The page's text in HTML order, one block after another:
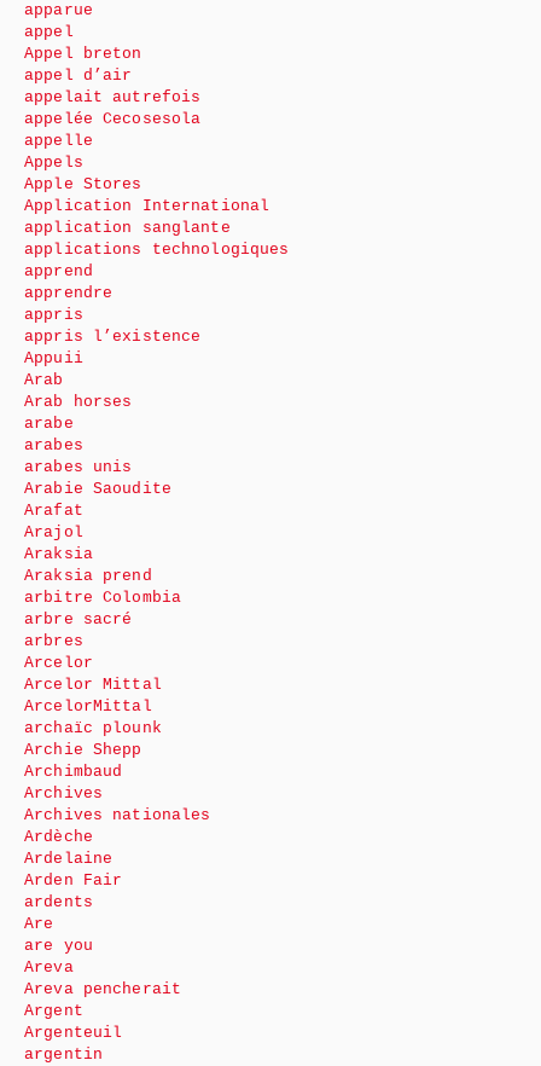
apparue
appel
Appel breton
appel d’air
appelait autrefois
appelée Cecosesola
appelle
Appels
Apple Stores
Application International
application sanglante
applications technologiques
apprend
apprendre
appris
appris l’existence
Appuii
Arab
Arab horses
arabe
arabes
arabes unis
Arabie Saoudite
Arafat
Arajol
Araksia
Araksia prend
arbitre Colombia
arbre sacré
arbres
Arcelor
Arcelor Mittal
ArcelorMittal
archaïc plounk
Archie Shepp
Archimbaud
Archives
Archives nationales
Ardèche
Ardelaine
Arden Fair
ardents
Are
are you
Areva
Areva pencherait
Argent
Argenteuil
argentin